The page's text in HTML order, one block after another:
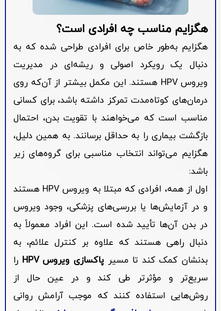
هگزایم مناسب چه افرادی است؟
هگزایم به‌طور خاص برای افرادی طراحی شده که به
دنبال یک رویکرد اصولی و ریشه‌ای در مدیریت
ویروس HPV هستند. این مکمل بیشتر از آن‌که روی
درمان‌های کوتاه‌مدت تمرکز داشته باشد، برای کسانی
مناسب است که می‌خواهند با تقویت بدن، احتمال
بازگشت بیماری را به حداقل برسانند. به همین دلیل،
هگزایم می‌تواند انتخاب مناسبی برای گروه‌های زیر
باشد:
اول از همه، افرادی که مبتلا به ویروس HPV هستند
و در آزمایش‌ها یا بررسی‌های پزشکی، وجود ویروس
در بدن آن‌ها تأیید شده است. این افراد معمولاً به
دنبال راهی هستند که علاوه بر کنترل علائم، به
بدنشان کمک کند تا مسیرپاکسازی ویروس HPV
را
سریع‌تر و مؤثرتر طی کند و در عین حال از
روش‌هایی استفاده کنند که موجب آرامش روانی